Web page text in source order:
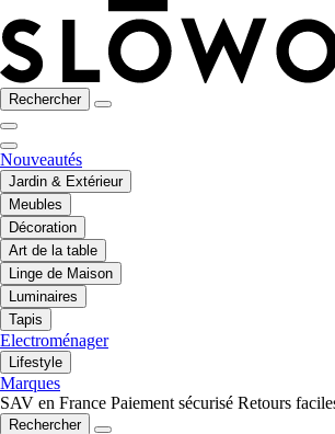
Rechercher
Nouveautés
Jardin & Extérieur
Meubles
Décoration
Art de la table
Linge de Maison
Luminaires
Tapis
Electroménager
Lifestyle
Marques
SAV en France Paiement sécurisé Retours
Rechercher